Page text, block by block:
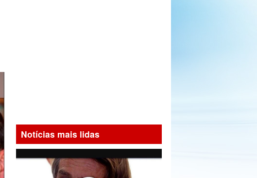
Notícias mais lidas